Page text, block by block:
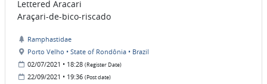
Lettered Aracari
Araçari-de-bico-riscado
Ramphastidae
Porto Velho • State of Rondônia • Brazil
02/07/2021 • 18:28 (Register Date)
22/09/2021 • 19:36 (Post date)